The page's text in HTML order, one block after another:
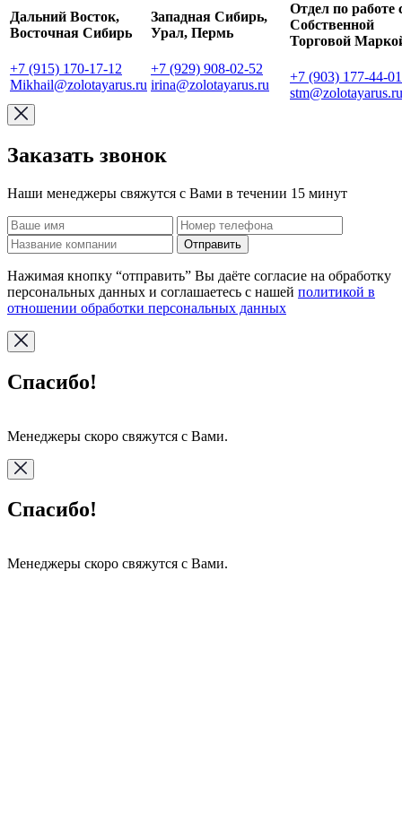
Дальний Восток,
Восточная Сибирь
+7 (915) 170-17-12
Mikhail@zolotayarus.ru
Западная Сибирь,
Урал, Пермь
+7 (929) 908-02-52
irina@zolotayarus.ru
Отдел по работе
Собственной
Торговой
+7 (903) 177-44-01
stm@zolotayarus.ru
Заказать звонок
Наши менеджеры свяжутся с Вами в течении 15 минут
Отправить
Нажимая кнопку “отправить” Вы даёте согласие на обработку
персональных данных и соглашаетесь с нашей политикой в
отношении обработки персональных данных
Спасибо!
Менеджеры скоро свяжутся с Вами.
Спасибо!
Менеджеры скоро свяжутся с Вами.